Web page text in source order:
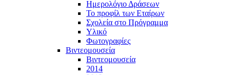
Ημερολόγιο Δράσεων
Το προφίλ των Εταίρων
Σχολεία στο Πρόγραμμα
Υλικό
Φωτογραφίες
Βιντεομουσεία
Βιντεομουσεία
2014